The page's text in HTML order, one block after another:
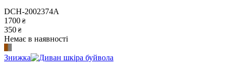
DCH-2002374A
1700 ₴
350 ₴
Немає в наявності
Знижка